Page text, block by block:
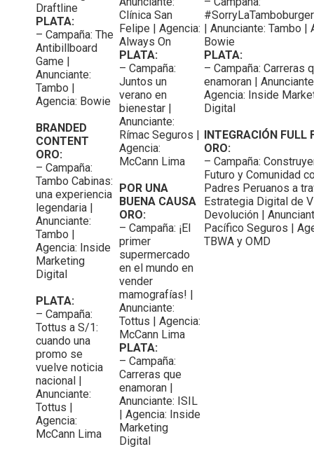
Draftline
PLATA:
– Campaña: The
Antibillboard
Game |
Anunciante:
Tambo |
Agencia: Bowie
BRANDED
CONTENT
ORO:
– Campaña:
Tambo Cabinas:
una experiencia
legendaria |
Anunciante:
Tambo |
Agencia: Inside
Marketing
Digital
PLATA:
– Campaña:
Tottus a S/1:
cuando una
promo se
vuelve noticia
nacional |
Anunciante:
Tottus |
Agencia:
McCann Lima
Clínica San
Felipe | Agencia:
Always On
PLATA:
– Campaña:
Juntos un
verano en
bienestar |
Anunciante:
Rímac Seguros |
Agencia:
McCann Lima
POR UNA
BUENA CAUSA
ORO:
– Campaña: ¡El
primer
supermercado
en el mundo en
vender
mamografías! |
Anunciante:
Tottus | Agencia:
McCann Lima
PLATA:
– Campaña:
Carreras que
enamoran |
Anunciante: ISIL
| Agencia: Inside
Marketing
Digital
| Anunciante: Tambo |
Bowie
PLATA:
– Campaña: Carreras
enamoran |
Agencia: Inside
Digital
INTEGRACIÓN FULL
ORO:
– Campaña:
Futuro y Comunidad
Padres Peruanos a
Estrategia Digital de
Devolución |
Pacífico Seguros |
TBWA y OMD